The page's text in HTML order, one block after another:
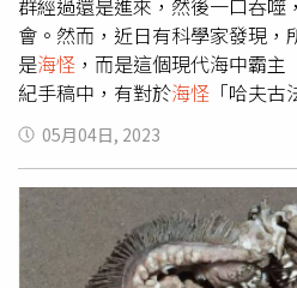
能吊起來。（圖／翻攝自
《紐約時報》報導，這隻超巨
他們甚至還得動用起重機才能把
大翻車魚在被釣起之前就已經
對魚屍體的調查發現，牠的頭
的傷口，不過專家無法確定，撞
前、還是死亡之後。專家表示，
實是「溫暖的巨人」，對人類
車魚喜歡在水面附近曬太陽，因
群經過還是進來，然後一口吞噬
會。然而，近日有科學家發現，
是海怪 ，而是這個現代海中霸
紀手稿中，有對於海怪 「哈夫
Marine Mammal Science）根據
（Marine Mammal Science）所
紀海怪哈夫古法的記錄可能是鯨
容指出，13世紀的水手、船夫們
是一種鯨魚，而不是海怪，「北
對潮汐、水流、波浪模式以及魚
05月04日, 2023